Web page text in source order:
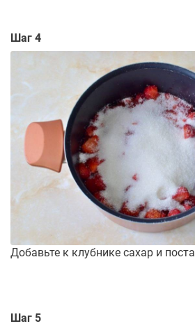
Шаг 4
Добавьте к клубнике сахар и
Шаг 5